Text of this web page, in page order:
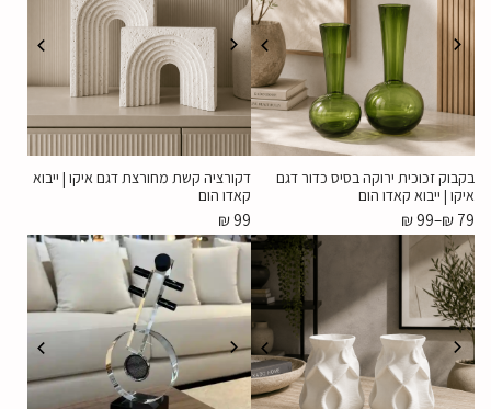
בקבוק זכוכית ירוקה בסיס כדור דגם
איקו | ייבוא קאדו הום
₪ 79
–
₪99
דקורציה קשת מחורצת דגם איקו | ייבוא
קאדו הום
₪99